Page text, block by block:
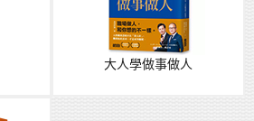
大人學做事做人